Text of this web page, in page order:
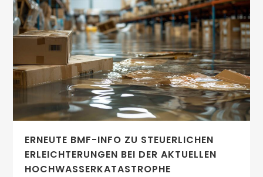
ERNEUTE BMF-INFO ZU STEUERLICHEN
ERLEICHTERUNGEN BEI DER AKTUELLEN
HOCHWASSERKATASTROPHE